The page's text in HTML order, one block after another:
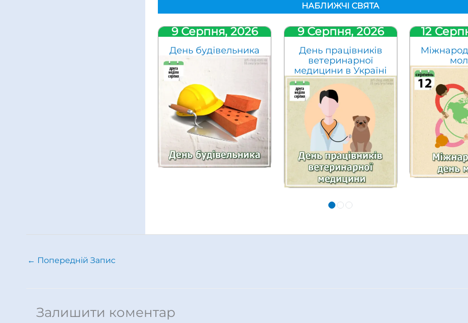
НАБЛИЖЧІ СВЯТА
9 Серпня, 2026
День будівельника
9 Серпня, 2026
День працівників
ветеринарної
медицини в Україні
12
← Попередній Запис
Залишити коментар